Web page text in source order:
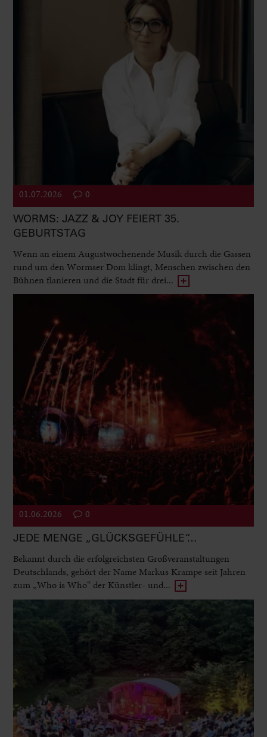
01.07.2026 0
WORMS: JAZZ & JOY FEIERT 35.
GEBURTSTAG
Wenn an einem Augustwochenende Musik durch die Gassen
rund um den Wormser Dom klingt, Menschen zwischen den
Bühnen flanieren und die Stadt für drei...
01.06.2026 0
JEDE MENGE „GLÜCKSGEFÜHLE“…
Bekannt durch die erfolgreichsten Großveranstaltungen
Deutschlands, gehört der Name Markus Krampe seit Jahren
zum „Who is Who“ der Künstler- und...